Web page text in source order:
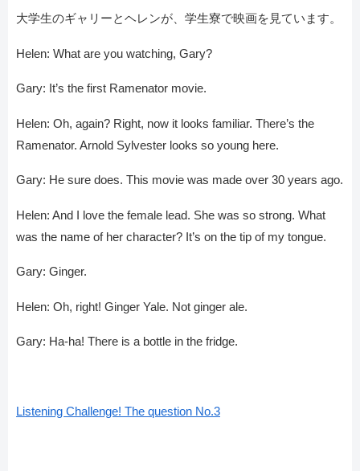
大学生のギャリーとヘレンが、学生寮で映画を見ています。
Helen: What are you watching, Gary?
Gary: It’s the first Ramenator movie.
Helen: Oh, again? Right, now it looks familiar. There’s the
Ramenator. Arnold Sylvester looks so young here.
Gary: He sure does. This movie was made over 30 years ago.
Helen: And I love the female lead. She was so strong. What
was the name of her character? It’s on the tip of my tongue.
Gary: Ginger.
Helen: Oh, right! Ginger Yale. Not ginger ale.
Gary: Ha-ha! There is a bottle in the fridge.
Listening Challenge! The question No.3